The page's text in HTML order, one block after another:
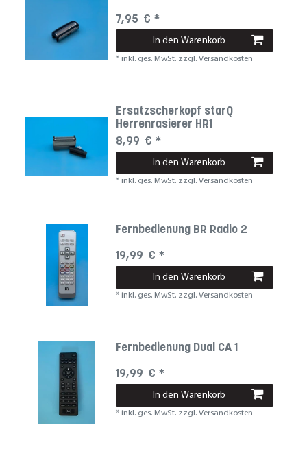
7,95 € *
In den Warenkorb
* inkl. ges. MwSt.zzgl. Versandkosten
Ersatzscherkopf starQ
Herrenrasierer HR1
8,99 € *
In den Warenkorb
* inkl. ges. MwSt.zzgl. Versandkosten
Fernbedienung BR Radio 2
19,99 € *
In den Warenkorb
* inkl. ges. MwSt.zzgl. Versandkosten
Fernbedienung Dual CA 1
19,99 € *
In den Warenkorb
* inkl. ges. MwSt.zzgl. Versandkosten